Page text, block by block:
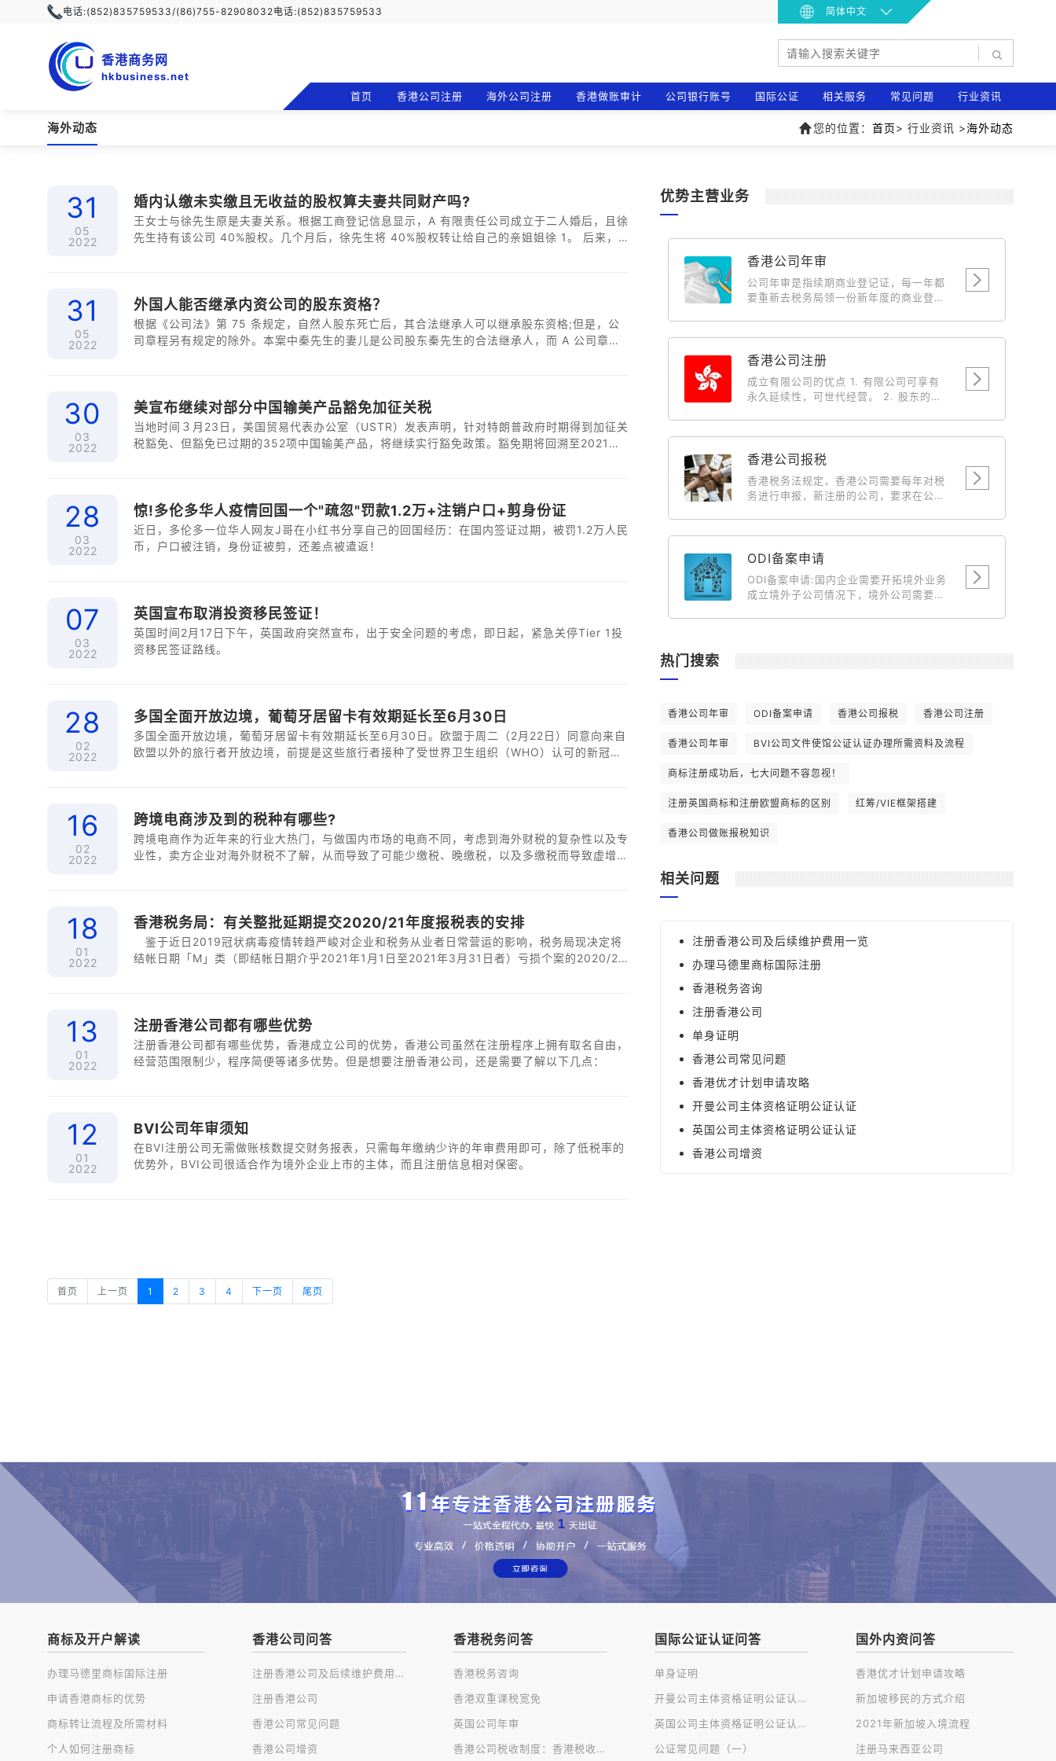
电话:(852)835759533/(86)755-82908032电话:(852)835759533 简体中文
香港商务网
hkbusiness.net
首页 香港公司注册 海外公司注册 香港做账审计 公司银行账号 国际公证 相关服务 常见问题 行业资讯
海外动态 您的位置： 首页> 行业资讯 >海外动态
31
05
2022
婚内认缴未实缴且无收益的股权算夫妻共同财产吗?
王女士与徐先生原是夫妻关系。根据工商登记信息显示，A 有限责任公司成立于二人婚后，且徐
先生持有该公司 40%股权。几个月后，徐先生将 40%股权转让给自己的亲姐姐徐 1。 后来，
愿放弃该部分股权的优先购买权。
31
05
2022
外国人能否继承内资公司的股东资格？
根据《公司法》第 75 条规定，自然人股东死亡后，其合法继承人可以继承股东资格;但是，公
司章程另有规定的除外。本案中秦先生的妻儿是公司股东秦先生的合法继承人，而 A 公司章程
30
03
2022
美宣布继续对部分中国输美产品豁免加征关税
当地时间３月23日，美国贸易代表办公室（USTR）发表声明，针对特朗普政府时期得到加征关
税豁免、但豁免已过期的352项中国输美产品，将继续实行豁免政策。豁免期将回溯至2021年
28
03
2022
惊!多伦多华人疫情回国一个"疏忽"罚款1.2万+注销户口+剪身份证
近日，多伦多一位华人网友J哥在小红书分享自己的回国经历：在国内签证过期，被罚1.2万人民
币，户口被注销，身份证被剪，还差点被遣返！
07
03
2022
英国宣布取消投资移民签证！
英国时间2月17日下午，英国政府突然宣布，出于安全问题的考虑，即日起，紧急关停Tier 1投
资移民签证路线。
28
02
2022
多国全面开放边境，葡萄牙居留卡有效期延长至6月30日
多国全面开放边境，葡萄牙居留卡有效期延长至6月30日。欧盟于周二（2月22日）同意向来自
欧盟以外的旅行者开放边境，前提是这些旅行者接种了受世界卫生组织（WHO）认可的新冠疫
16
02
2022
跨境电商涉及到的税种有哪些?
跨境电商作为近年来的行业大热门，与做国内市场的电商不同，考虑到海外财税的复杂性以及专
业性，卖方企业对海外财税不了解，从而导致了可能少缴税、晚缴税，以及多缴税而导致虚增不
18
01
2022
香港税务局：有关整批延期提交2020/21年度报税表的安排
鉴于近日2019冠状病毒疫情转趋严峻对企业和税务从业者日常营运的影响，税务局现决定将
结帐日期「M」类（即结帐日期介乎2021年1月1日至2021年3月31日者）亏损个案的2020/21
13
01
2022
注册香港公司都有哪些优势
注册香港公司都有哪些优势，香港成立公司的优势，香港公司虽然在注册程序上拥有取名自由，
经营范围限制少，程序简便等诸多优势。但是想要注册香港公司，还是需要了解以下几点：
12
01
2022
BVI公司年审须知
在BVI注册公司无需做账核数提交财务报表，只需每年缴纳少许的年审费用即可，除了低税率的
优势外，BVI公司很适合作为境外企业上市的主体，而且注册信息相对保密。
首页 上一页 1 2 3 4 下一页 尾页
优势主营业务
香港公司年审
公司年审是指续期商业登记证，每一年都
要重新去税务局领一份新年度的商业登记
香港公司注册
成立有限公司的优点 1. 有限公司可享有
永久延续性，可世代经营。 2. 股东的私
各股东(投资者)之权益，因此较容易集合
资金。 4. 成立有限公司后，中国、台湾
务签証将获优先考虑。 5. 有限公司的债
务有限，经营生意上的风险，一概不会牵
7. 以有限公司经营业务，可以给与客户、
供应商及银行良好印象，有助业务发展。
成立有限公司的税务优惠 1. 可全数扣除
董事 (东主) 及其配偶之薪金可作为支出
全球最低。 6. 可全数扣除支出如楼宇和
之折旧免税额。
香港公司报税
香港税务法规定，香港公司需要每年对税
务进行申报，新注册的公司，要求在公司
港公司每年需要申报一次税务情况。
ODI备案申请
ODI备案申请:国内企业需要开拓境外业务
成立境外子公司情况下，境外公司需要国
委发起申请对这笔资金的汇出做合规合法
化说明。
热门搜索
香港公司年审 ODI备案申请 香港公司报税 香港公司注册
香港公司年审 BVI公司文件使馆公证认证办理所需资料及流程
商标注册成功后，七大问题不容忽视！
注册英国商标和注册欧盟商标的区别 红筹/VIE框架搭建
香港公司做账报税知识
相关问题
注册香港公司及后续维护费用一览
办理马德里商标国际注册
香港税务咨询
注册香港公司
单身证明
香港公司常见问题
香港优才计划申请攻略
开曼公司主体资格证明公证认证
英国公司主体资格证明公证认证
香港公司增资
商标及开户解读
办理马德里商标国际注册
申请香港商标的优势
商标转让流程及所需材料
个人如何注册商标
香港公司问答
注册香港公司及后续维护费用一览
注册香港公司
香港公司常见问题
香港公司增资
香港税务问答
香港税务咨询
香港双重课税宽免
英国公司年审
香港公司税收制度：香港税收种类
国际公证认证问答
单身证明
开曼公司主体资格证明公证认证
英国公司主体资格证明公证认证
公证常见问题（一）
国外内资问答
香港优才计划申请攻略
新加坡移民的方式介绍
2021年新加坡入境流程
注册马来西亚公司